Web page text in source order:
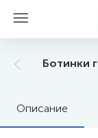
Ботинки
Описание